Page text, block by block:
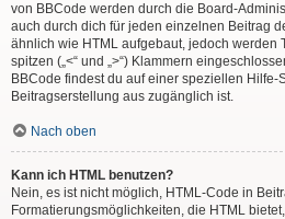
von BBCode werden durch die Board-
auch durch dich für jeden einzelnen Beitrag
ähnlich wie HTML aufgebaut, jedoch werden
spitzen („<“ und „>“) Klammern
BBCode findest du auf einer speziellen Hilfe-
Beitragserstellung aus zugänglich ist.
Nach oben
Kann ich HTML benutzen?
Nein, es ist nicht möglich, HTML-Code in
Formatierungsmöglichkeiten, die HTML